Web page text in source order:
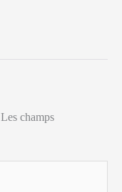
Les champs